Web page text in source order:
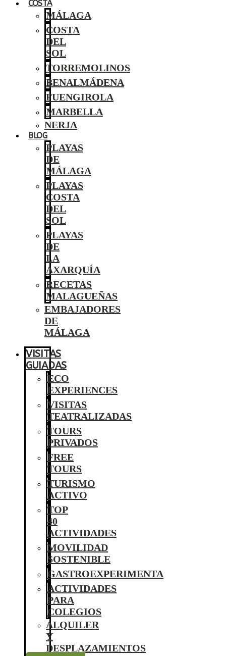
COSTA
MÁLAGA
COSTA
DEL
SOL
TORREMOLINOS
BENALMÁDENA
FUENGIROLA
MARBELLA
NERJA
BLOG
PLAYAS
DE
MÁLAGA
PLAYAS
COSTA
DEL
SOL
PLAYAS
DE
LA
AXARQUÍA
RECETAS
MALAGUEÑAS
EMBAJADORES
DE
MÁLAGA
VISITAS
GUIADAS
ECO
EXPERIENCES
VISITAS
TEATRALIZADAS
TOURS
PRIVADOS
FREE
TOURS
TURISMO
ACTIVO
TOP
40
ACTIVIDADES
MOVILIDAD
SOSTENIBLE
GASTROEXPERIMENTA
ACTIVIDADES
PARA
COLEGIOS
ALQUILER
Y
DESPLAZAMIENTOS